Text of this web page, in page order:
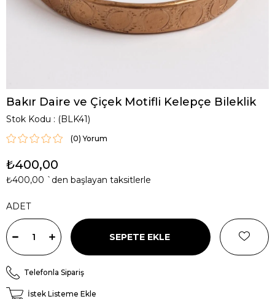
Bakır Daire ve Çiçek Motifli Kelepçe Bileklik
Stok Kodu (BLK41)
(0)
₺400,00
₺400,00 `den başlayan taksitlerle
ADET
Telefonla Sipariş
İstek Listeme Ekle